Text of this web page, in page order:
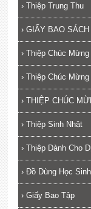
› Thiệp Trung Thu
› GIẤY BAO SÁCH
› Thiệp Chúc
› Thiệp Chúc
› THIỆP CHÚC
› Thiệp Sinh Nhật
› Thiệp Dành Cho
› Đồ Dùng Học Sinh
› Giấy Bao Tập